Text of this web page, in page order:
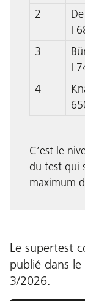
2
I
3
I
4
C’est le
du test qui
maximum
Le supertest
publié dans
3/2026.